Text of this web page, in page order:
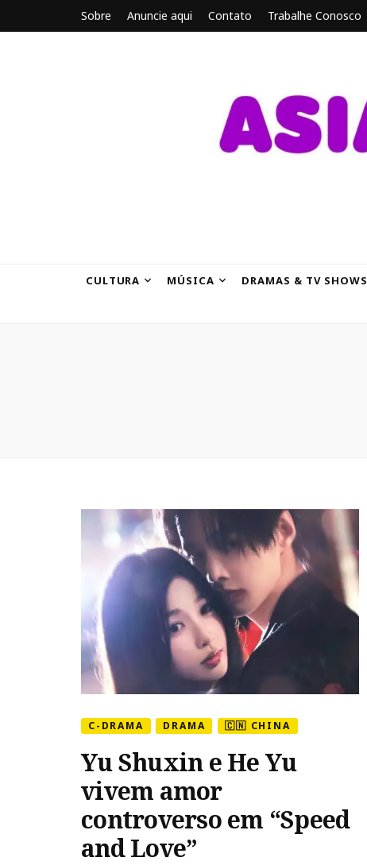
Sobre Anuncie aqui Contato Trabalhe Conosco
CULTURA MÚSICA DRAMAS & TV SHOWS
C-DRAMA DRAMA 🇨🇳 CHINA
Yu Shuxin e He Yu
vivem amor
controverso em “Speed
and Love”